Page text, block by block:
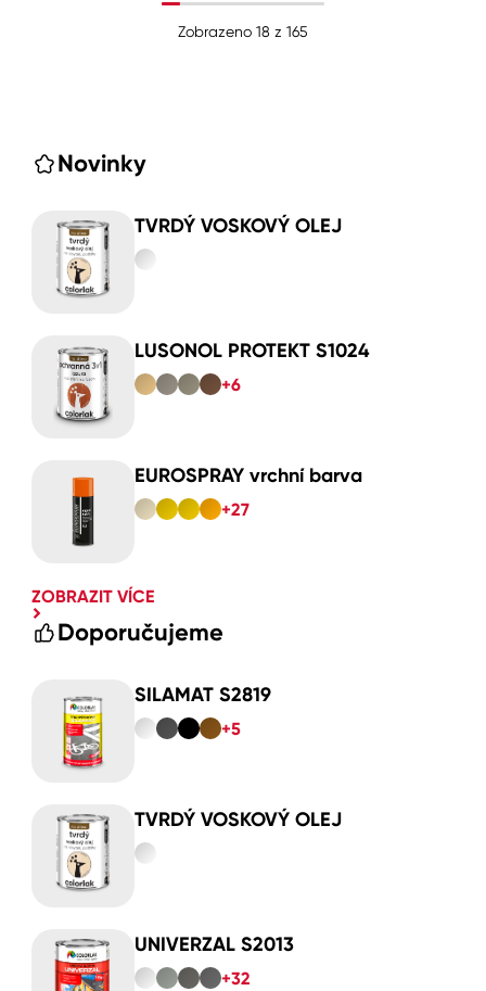
Zobrazeno 18 z 165
Novinky
TVRDÝ VOSKOVÝ OLEJ
LUSONOL PROTEKT S1024
+6
EUROSPRAY vrchní barva
+27
ZOBRAZIT VÍCE
Doporučujeme
SILAMAT S2819
+5
TVRDÝ VOSKOVÝ OLEJ
UNIVERZAL S2013
+32